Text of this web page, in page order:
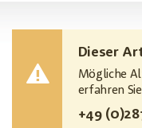
Dieser
Mögliche
erfahren
+49